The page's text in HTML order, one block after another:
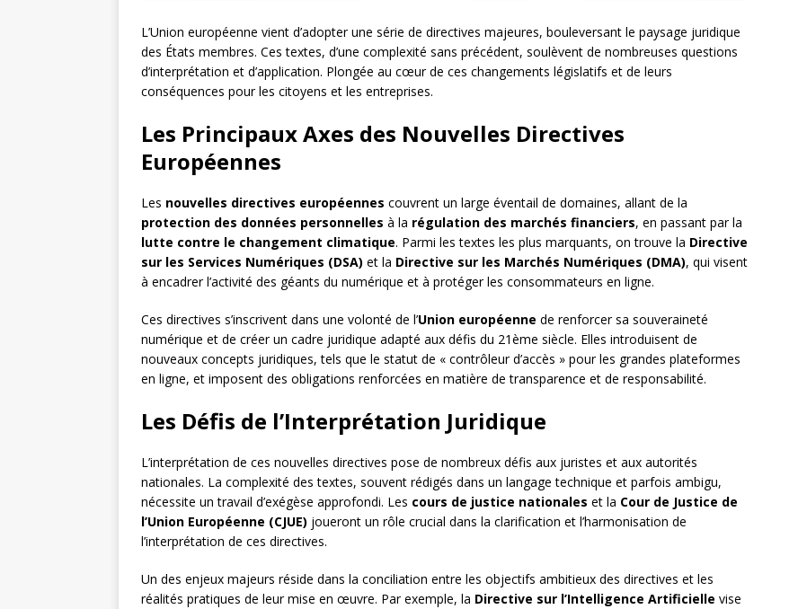
L’Union européenne vient d’adopter une série de directives majeures, bouleversant le paysage juridique
des États membres. Ces textes, d’une complexité sans précédent, soulèvent de nombreuses questions
d’interprétation et d’application. Plongée au cœur de ces changements législatifs et de leurs
conséquences pour les citoyens et les entreprises.
Les Principaux Axes des Nouvelles Directives
Européennes
Les nouvelles directives européennes couvrent un large éventail de domaines, allant de la
protection des données personnelles à la régulation des marchés financiers, en passant par la
lutte contre le changement climatique. Parmi les textes les plus marquants, on trouve la Directive
sur les Services Numériques (DSA) et la Directive sur les Marchés Numériques (DMA), qui visent
à encadrer l’activité des géants du numérique et à protéger les consommateurs en ligne.
Ces directives s’inscrivent dans une volonté de l’Union européenne de renforcer sa souveraineté
numérique et de créer un cadre juridique adapté aux défis du 21ème siècle. Elles introduisent de
nouveaux concepts juridiques, tels que le statut de « contrôleur d’accès » pour les grandes plateformes
en ligne, et imposent des obligations renforcées en matière de transparence et de responsabilité.
Les Défis de l’Interprétation Juridique
L’interprétation de ces nouvelles directives pose de nombreux défis aux juristes et aux autorités
nationales. La complexité des textes, souvent rédigés dans un langage technique et parfois ambigu,
nécessite un travail d’exégèse approfondi. Les cours de justice nationales et la Cour de Justice de
l’Union Européenne (CJUE) joueront un rôle crucial dans la clarification et l’harmonisation de
l’interprétation de ces directives.
Un des enjeux majeurs réside dans la conciliation entre les objectifs ambitieux des directives et les
réalités pratiques de leur mise en œuvre. Par exemple, la Directive sur l’Intelligence Artificielle vise